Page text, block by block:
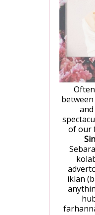
of our
iklan